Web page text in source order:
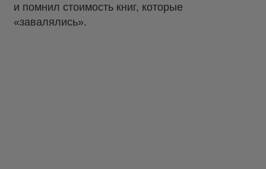
и помнил стоимость книг, которые
«завалялись».